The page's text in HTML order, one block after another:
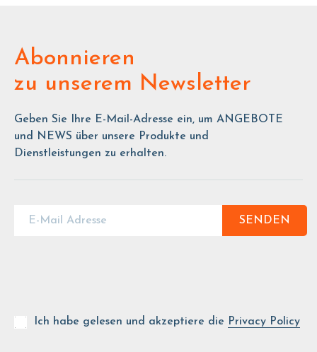
Abonnieren
zu unserem Newsletter
Geben Sie Ihre E-Mail-Adresse ein, um ANGEBOTE
und NEWS über unsere Produkte und
Dienstleistungen zu erhalten.
SENDEN
Ich habe gelesen und akzeptiere die Privacy Policy